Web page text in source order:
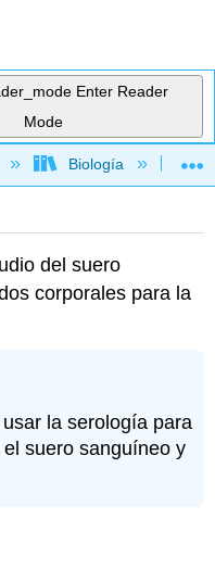
Enter Reader
Mode
global
Biología
del suero
corporales para la
la serología para
suero sanguíneo y